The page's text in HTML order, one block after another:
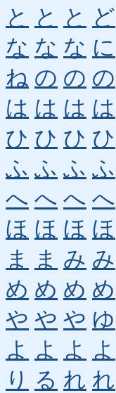
と と と ど
な な な に
ね の の の
は は は は
ひ ひ ひ ひ
ふ ふ ふ ふ
へ へ へ へ
ほ ほ ほ ほ
ま
ま み み
め め め め
や や や ゆ
よ よ よ よ
り る れ れ